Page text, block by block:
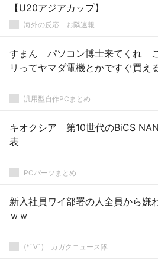
【U20アジアカップ】
海外の反応 お隣速報
すまん パソコン博士来てくれ
リってヤマダ電機とかですぐ買え
汎用型自作PCまとめ
キオクシア 第10世代のBiCS
表
PCパーツまとめ
新入社員ワイ部署の人全員から嫌
ｗｗ
(*ﾟ∀ﾟ)ゞカガクニュース隊